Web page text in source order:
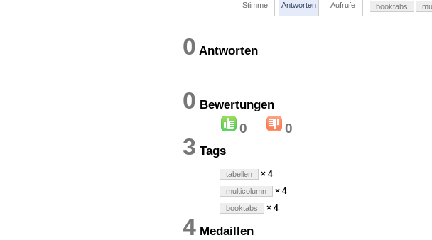
Stimme Antworten Aufrufe booktabs
0 Antworten
0 Bewertungen
0 0
3 Tags
tabellen × 4
multicolumn × 4
booktabs × 4
4 Medaillen